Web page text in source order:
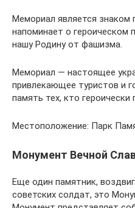
Мемориал является знаком
напоминает о героическом
нашу Родину от фашизма.
Мемориал — настоящее
привлекающее туристов и
память тех, кто
Местоположение: Парк
Монумент Вечной
Еще один памятник,
советских солдат, это